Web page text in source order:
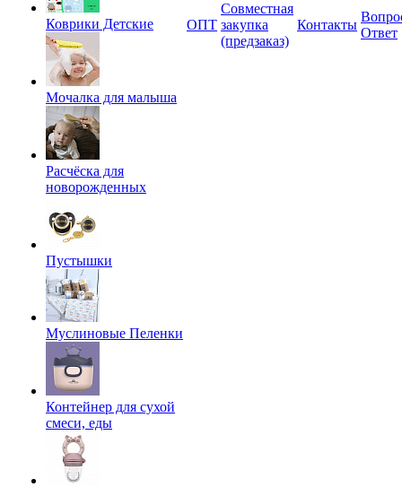
Коврики Детские
Мочалка для малыша
Расчёска для
новорожденных
Пустышки
Муслиновые Пеленки
Контейнер для сухой
смеси, еды
ОПТ
Совместная
закупка
(предзаказ)
Контакты
Ответ